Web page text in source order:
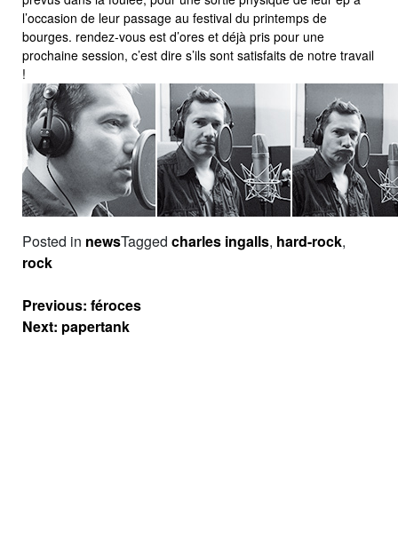
l’occasion de leur passage au festival du printemps de
bourges. rendez-vous est d’ores et déjà pris pour une
prochaine session, c’est dire s’ils sont satisfaits de notre travail
!
Posted in newsTagged charles ingalls, hard-rock,
rock
Navigation
de
l’article
Previous: féroces
Next: papertank